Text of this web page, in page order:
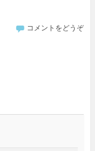
コメントをどうぞ